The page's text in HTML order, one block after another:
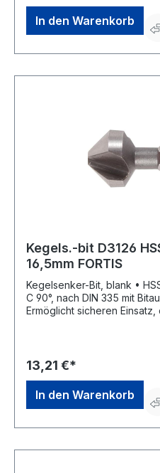
In den Warenkorb
Kegels.-bit D3126
16,5mm FORTIS
Kegelsenker-Bit, blank • HSS • Profilgeschliffen • Form
C 90°, nach DIN 335 mit
Ermöglicht sicheren
13,21 €*
In den Warenkorb